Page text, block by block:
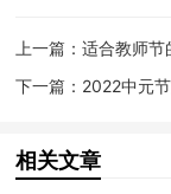
13.我血液的
开的思念
时的心律失常
上一篇：适合教师节
下一篇： 2022中元
相关文章